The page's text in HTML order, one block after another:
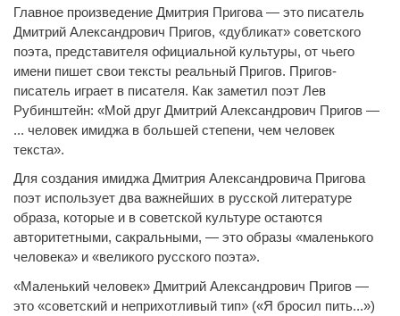
Главное произведение Дмитрия Пригова — это писатель
Дмитрий Александрович Пригов, «дубликат» советского
поэта, представителя официальной культуры, от чьего
имени пишет свои тексты реальный Пригов. Пригов-
писатель играет в писателя. Как заметил поэт Лев
Рубинштейн: «Мой друг Дмитрий Александрович Пригов —
... человек имиджа в большей степени, чем человек
текста».
Для создания имиджа Дмитрия Александровича Пригова
поэт использует два важнейших в русской литературе
образа, которые и в советской культуре остаются
авторитетными, сакральными, — это образы «маленького
человека» и «великого русского поэта».
«Маленький человек» Дмитрий Александрович Пригов —
это «советский и неприхотливый тип» («Я бросил пить...»)